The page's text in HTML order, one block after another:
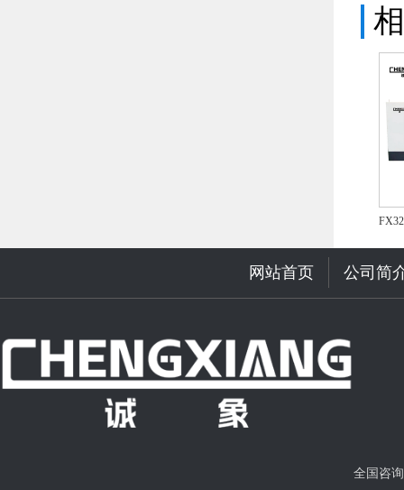
网站首页 公司简
全国咨